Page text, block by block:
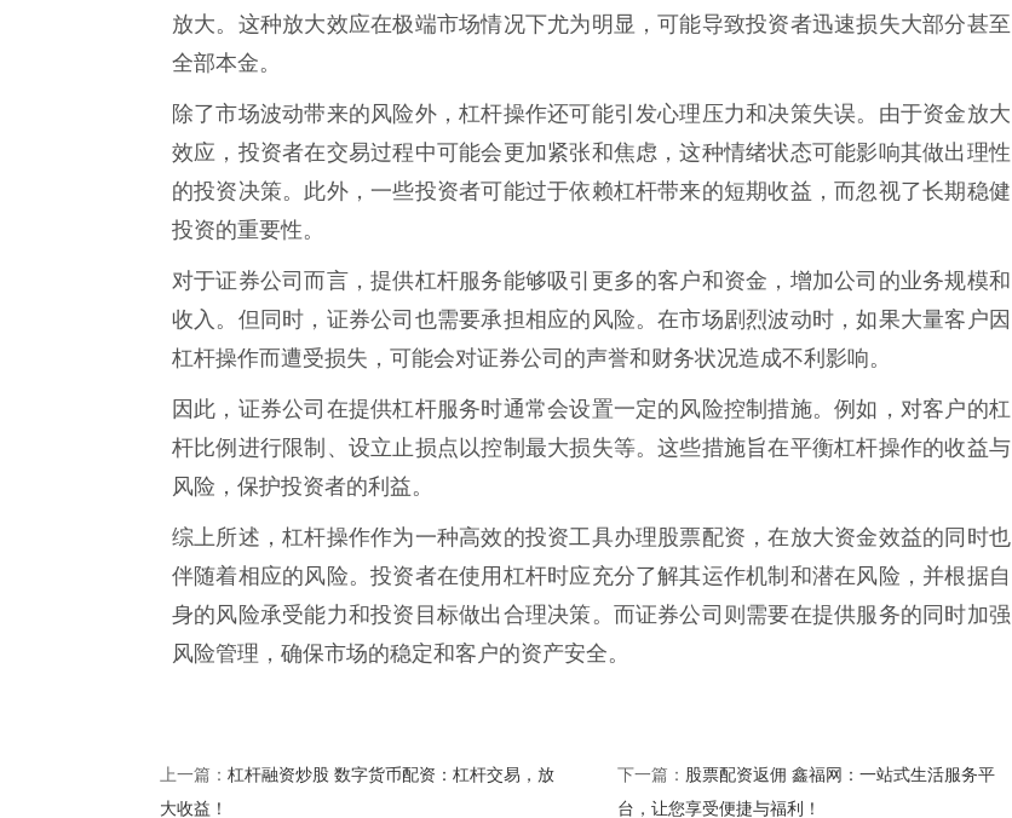
放大。这种放大效应在极端市场情况下尤为明显，可能导致投资者迅速损失大部分甚至
全部本金。
除了市场波动带来的风险外，杠杆操作还可能引发心理压力和决策失误。由于资金放大
效应，投资者在交易过程中可能会更加紧张和焦虑，这种情绪状态可能影响其做出理性
的投资决策。此外，一些投资者可能过于依赖杠杆带来的短期收益，而忽视了长期稳健
投资的重要性。
对于证券公司而言，提供杠杆服务能够吸引更多的客户和资金，增加公司的业务规模和
收入。但同时，证券公司也需要承担相应的风险。在市场剧烈波动时，如果大量客户因
杠杆操作而遭受损失，可能会对证券公司的声誉和财务状况造成不利影响。
因此，证券公司在提供杠杆服务时通常会设置一定的风险控制措施。例如，对客户的杠
杆比例进行限制、设立止损点以控制最大损失等。这些措施旨在平衡杠杆操作的收益与
风险，保护投资者的利益。
综上所述，杠杆操作作为一种高效的投资工具办理股票配资，在放大资金效益的同时也
伴随着相应的风险。投资者在使用杠杆时应充分了解其运作机制和潜在风险，并根据自
身的风险承受能力和投资目标做出合理决策。而证券公司则需要在提供服务的同时加强
风险管理，确保市场的稳定和客户的资产安全。
上一篇： 杠杆融资炒股 数字货币配资：杠杆交易，放
大收益！
下一篇： 股票配资返佣 鑫福网：一站式生活服务平
台，让您享受便捷与福利！